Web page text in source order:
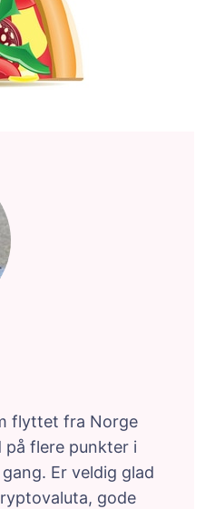
flyttet fra Norge
flere punkter i
Er veldig glad
gode